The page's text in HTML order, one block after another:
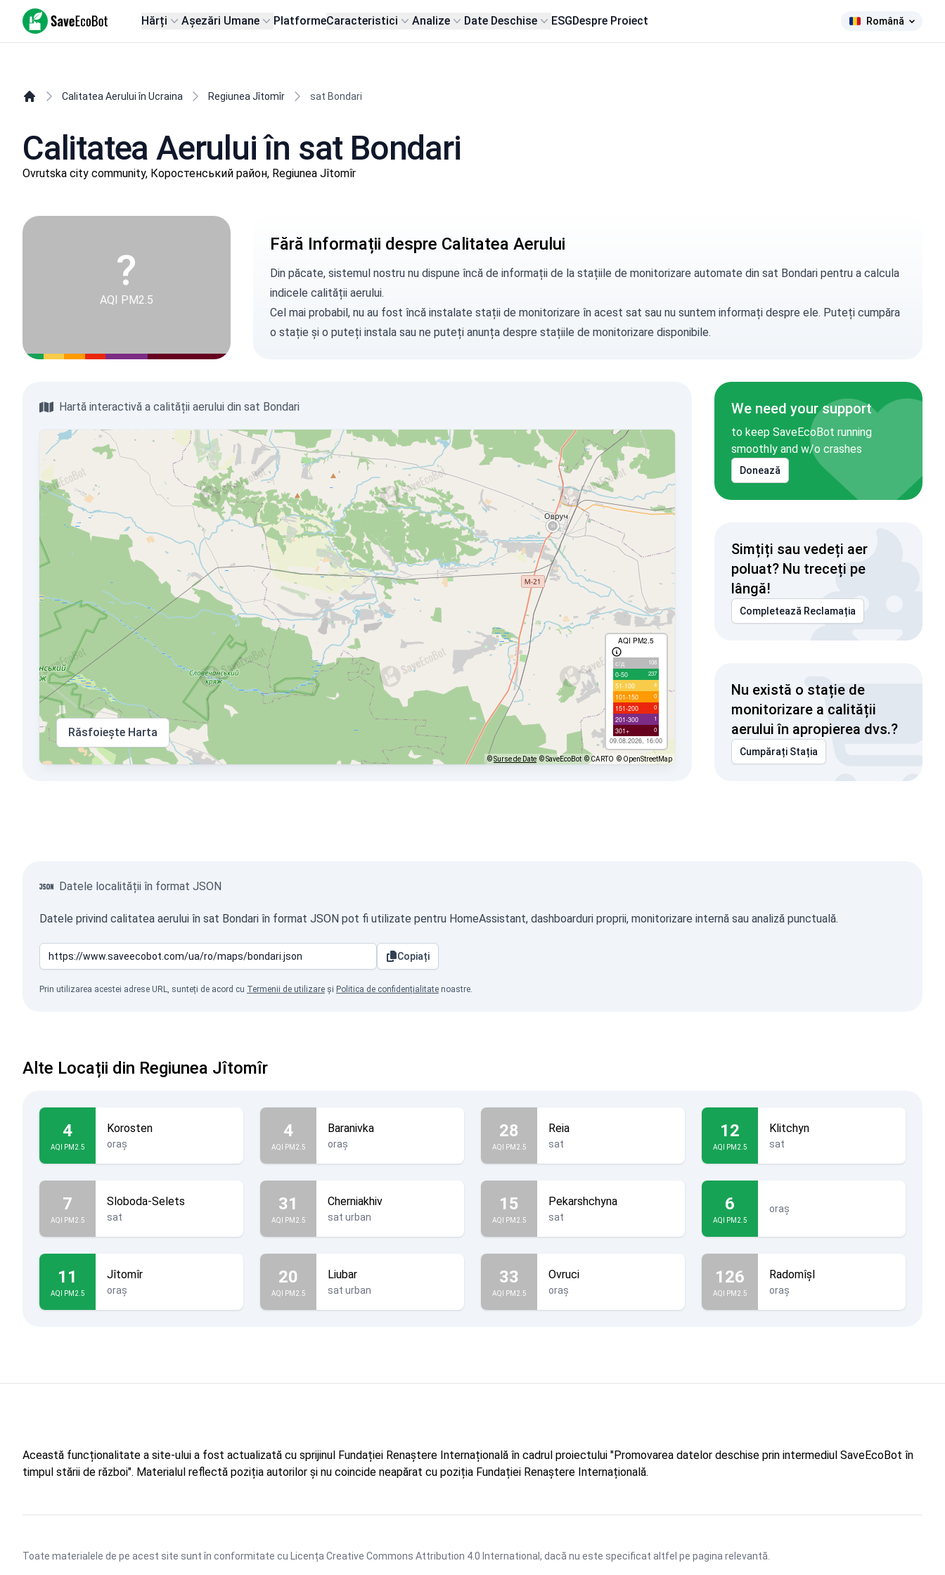
SaveEcoBot Hărți Așezări Umane PlatformeCaracteristici Analize Date Deschise ESGDespre Proiect Română
Calitatea Aerului în Ucraina Regiunea Jîtomîr sat Bondari
Calitatea Aerului în sat Bondari
Ovrutska city community, Коростенський район, Regiunea Jîtomîr
?
AQI PM2.5
Fără Informații despre Calitatea Aerului
Din păcate, sistemul nostru nu dispune încă de informații de la stațiile de monitorizare automate din sat Bondari pentru a calcula
indicele calității aerului.
Cel mai probabil, nu au fost încă instalate stații de monitorizare în acest sat sau nu suntem informați despre ele. Puteți cumpăra
o stație și o puteți instala sau ne puteți anunțadespre stațiile de monitorizare disponibile.
Hartă interactivă a calității aerului din sat Bondari
AQI PM2.5
с/д 108
0-50 237
51-100 4
101-150 0
151-200 0
201-300 1
301+ 0
09.08.2026, 16:00
Răsfoiește Harta
©Surse de Date © SaveEcoBot © CARTO © OpenStreetMap
We need your support
to keep SaveEcoBot running
smoothly and w/o crashes
Donează
Simțiți sau vedeți aer
poluat? Nu treceți pe
lângă!
Completează Reclamația
Nu există o stație de
monitorizare a calității
aerului în apropierea dvs.?
Cumpărați Stația
Datele localității în format JSON
Datele privind calitatea aerului în sat Bondari în format JSON pot fi utilizate pentru HomeAssistant, dashboarduri proprii, monitorizare internă sau analiză punctuală.
Copiați
Prin utilizarea acestei adrese URL, sunteți de acord cu Termenii de utilizare și Politica de confidențialitate noastre.
Alte Locații din Regiunea Jîtomîr
4
AQI PM2.5
Korosten
oraș
4
AQI PM2.5
Baranivka
oraș
28
AQI PM2.5
Reia
sat
12
AQI PM2.5
Klitchyn
sat
7
AQI PM2.5
Sloboda-Selets
sat
31
AQI PM2.5
Cherniakhiv
sat urban
15
AQI PM2.5
Pekarshchyna
sat
6
AQI PM2.5
oraș
11
AQI PM2.5
Jîtomîr
oraș
20
AQI PM2.5
Liubar
sat urban
33
AQI PM2.5
Ovruci
oraș
126
AQI PM2.5
Radomîșl
oraș
Această funcționalitate a site-ului a fost actualizată cu sprijinul Fundației Renaștere Internațională în cadrul proiectului "Promovarea datelor deschise prin intermediul SaveEcoBot în
timpul stării de război". Materialul reflectă poziția autorilor și nu coincide neapărat cu poziția Fundației Renaștere Internațională.
Toate materialele de pe acest site sunt în conformitate cu Licența Creative Commons Attribution 4.0 International , dacă nu este specificat altfel pe pagina relevantă.